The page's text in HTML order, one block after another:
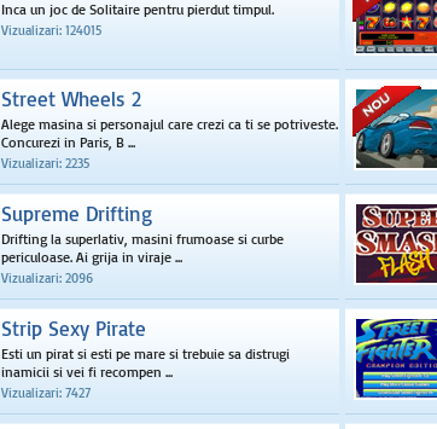
Inca un joc de Solitaire pentru pierdut timpul.
Vizualizari: 124015
Street Wheels 2
Alege masina si personajul care crezi ca ti se potriveste.
Concurezi in Paris, B ...
Vizualizari: 2235
Supreme Drifting
Drifting la superlativ, masini frumoase si curbe
periculoase. Ai grija in viraje ...
Vizualizari: 2096
Strip Sexy Pirate
Esti un pirat si esti pe mare si trebuie sa distrugi
inamicii si vei fi recompen ...
Vizualizari: 7427